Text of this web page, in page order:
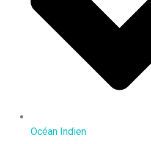
Océan Indien